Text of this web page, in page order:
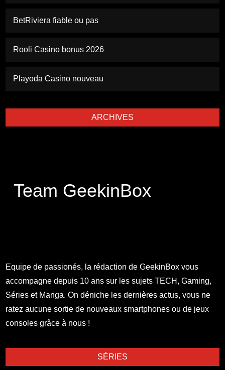
BetRiviera fiable ou pas
Rooli Casino bonus 2026
Playoda Casino nouveau
ARCHIVES
Team GeekinBox
Equipe de passionés, la rédaction de GeekinBox vous
accompagne depuis 10 ans sur les sujets TECH, Gaming,
Séries et Manga. On déniche les dernières actus, vous ne
ratez aucune sortie de nouveaux smartphones ou de jeux
consoles grâce à nous !
SÉRIES